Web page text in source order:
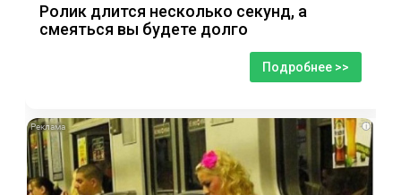
Ролик длится несколько секунд, а
смеяться вы будете долго
Подробнее >>
i